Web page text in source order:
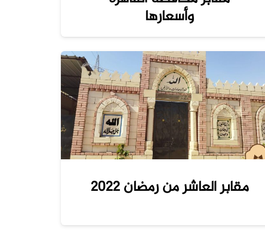
وأسعارها
مقابر العاشر من رمضان 2022